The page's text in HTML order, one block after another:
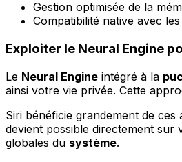
Gestion optimisée de la
Compatibilité native avec les
Exploiter le Neural Engine
Le Neural Engine intégré à la
ainsi votre vie privée. Cette
Siri bénéficie grandement de ces
devient possible directement sur
globales du système.